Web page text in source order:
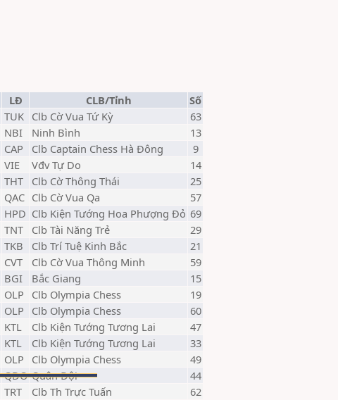
LĐ CLB/Tỉnh
Số
TUK Clb Cờ Vua Tứ Kỳ
63
NBI Ninh Bình
13
CAP Clb Captain Chess Hà Đông
9
VIE Vđv Tự Do
14
THT Clb Cờ Thông Thái
25
QAC Clb Cờ Vua Qa
57
HPD Clb Kiện Tướng Hoa Phượng Đỏ 69
TNT Clb Tài Năng Trẻ
29
TKB Clb Trí Tuệ Kinh Bắc
21
CVT Clb Cờ Vua Thông Minh
59
BGI Bắc Giang
15
OLP Clb Olympia Chess
19
OLP Clb Olympia Chess
60
KTL Clb Kiện Tướng Tương Lai
47
KTL Clb Kiện Tướng Tương Lai
33
OLP Clb Olympia Chess
49
QDO Quân Đội
44
TRT Clb Th Trực Tuấn
62